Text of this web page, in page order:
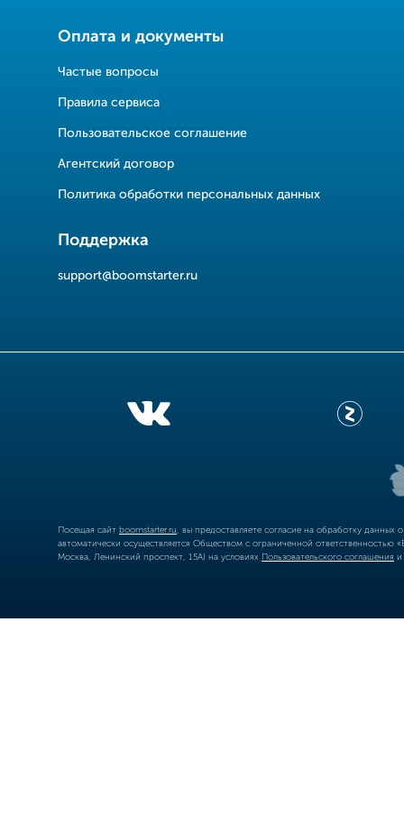
Оплата и документы
Частые вопросы
Правила сервиса
Пользовательское соглашение
Агентский договор
Политика обработки персональных данных
Поддержка
support@boomstarter.ru
Посещая сайт boomstarter.ru , вы предоставляете согласие на обработку
автоматически осуществляется Обществом с ограниченной
Москва, Ленинский проспект, 15А) на условиях Пользовательского соглашения и